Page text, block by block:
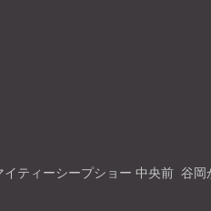
イティーシープショー 中央前  谷岡